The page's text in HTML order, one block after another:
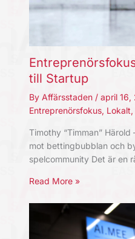
till Startup
By Affärsstaden / april 16,
Entreprenörsfokus, Lokalt,
Timothy “Timman”
mot bettingbubblan och
spelcommunity Det är en
Read More »